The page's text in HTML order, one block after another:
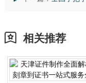
相关推荐